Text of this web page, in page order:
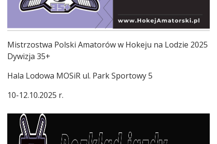
Treść
Mistrzostwa Polski Amatorów w Hokeju na Lodzie 2025
Dywizja 35+
Hala Lodowa MOSiR ul. Park Sportowy 5
10-12.10.2025 r.